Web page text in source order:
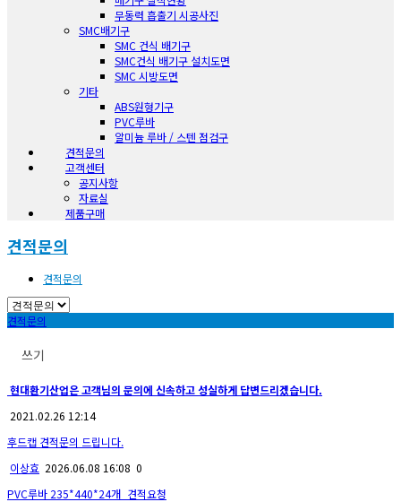
무동력 흡출기 시공사진
SMC배기구
SMC 건식 배기구
SMC건식 배기구 설치도면
SMC 시방도면
기타
ABS원형기구
PVC루바
알미늄 루바 / 스텐 점검구
견적문의
고객센터
공지사항
자료실
제품구매
견적문의
견적문의
견적문의
쓰기
현대환기산업은 고객님의 문의에 신속하고 성실하게 답변드리겠습니다.
2021.02.26 12:14
후드캡 견적문의 드립니다.
이상효 2026.06.08 16:08 0
PVC루바 235*440*24개_견적요청